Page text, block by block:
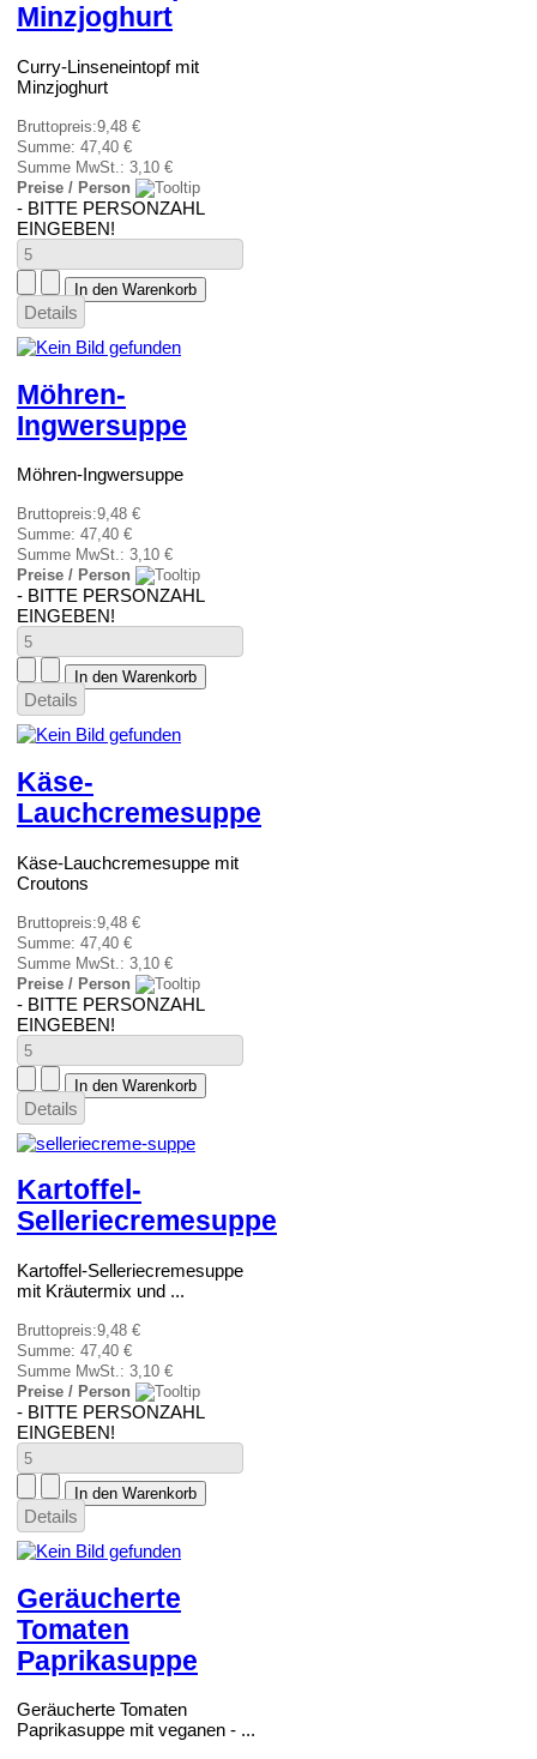
Minzjoghurt
Curry-Linseneintopf mit
Minzjoghurt
Bruttopreis:9,48 €
Summe: 47,40 €
Summe MwSt.: 3,10 €
Preise / Person
- BITTE PERSONZAHL
EINGEBEN!
Details
Möhren-
Ingwersuppe
Möhren-Ingwersuppe
Bruttopreis:9,48 €
Summe: 47,40 €
Summe MwSt.: 3,10 €
Preise / Person
- BITTE PERSONZAHL
EINGEBEN!
Details
Käse-
Lauchcremesuppe
Käse-Lauchcremesuppe mit
Croutons
Bruttopreis:9,48 €
Summe: 47,40 €
Summe MwSt.: 3,10 €
Preise / Person
- BITTE PERSONZAHL
EINGEBEN!
Details
Kartoffel-
Selleriecremesuppe
Kartoffel-Selleriecremesuppe
mit Kräutermix und ...
Bruttopreis:9,48 €
Summe: 47,40 €
Summe MwSt.: 3,10 €
Preise / Person
- BITTE PERSONZAHL
EINGEBEN!
Details
Geräucherte
Tomaten
Paprikasuppe
Geräucherte Tomaten
Paprikasuppe mit veganen - ...